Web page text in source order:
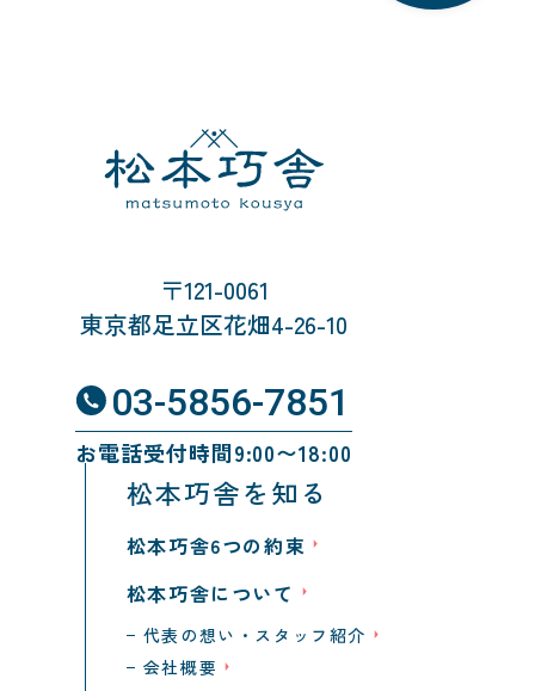
〒121-0061
東京都足立区花畑4-26-10
03-5856-7851
お電話受付時間9:00〜18:00
松本巧舎を知る
松本巧舎6つの約束
松本巧舎について
代表の想い・スタッフ紹介
会社概要